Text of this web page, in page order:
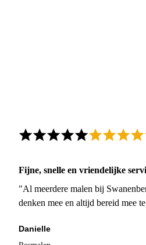
Fijne, snelle en vriendelijke
"Al meerdere malen bij
denken mee en altijd bereid mee
Danielle